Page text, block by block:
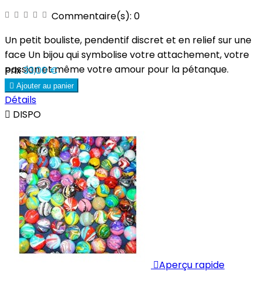
Commentaire(s): 0
Un petit bouliste, pendentif discret et en relief sur une
face Un bijou qui symbolise votre attachement, votre
passion et même votre amour pour la pétanque.
Prix33,00 €
 Ajouter au panier
Détails
 DISPO
Aperçu rapide